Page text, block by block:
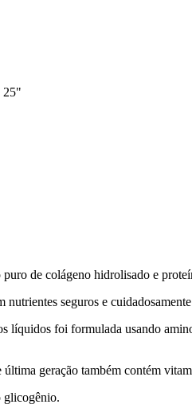
25"
de colágeno hidrolisado e
seguros e
líquidos foi formulada usando
geração também contém
glicogênio.